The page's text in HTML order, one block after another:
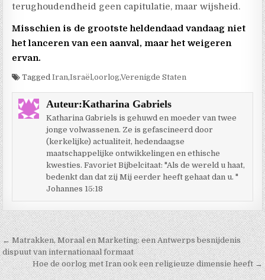
terughoudendheid geen capitulatie, maar wijsheid.
Misschien is de grootste heldendaad vandaag niet
het lanceren van een aanval, maar het weigeren
ervan.
TaggedIran,Israël,oorlog,Verenigde Staten
Auteur:Katharina Gabriels
Katharina Gabriels is gehuwd en moeder van twee
jonge volwassenen. Ze is gefascineerd door
(kerkelijke) actualiteit, hedendaagse
maatschappelijke ontwikkelingen en ethische
kwesties. Favoriet Bijbelcitaat: "Als de wereld u haat,
bedenkt dan dat zij Mij eerder heeft gehaat dan u. "
Johannes 15:18
Berichtnavigatie
← Matrakken, Moraal en Marketing: een Antwerps besnijdenis
dispuut van internationaal formaat
Hoe de oorlog met Iran ook een religieuze dimensie heeft →